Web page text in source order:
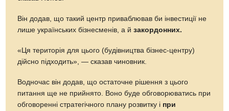
Він додав, що такий центр приваблював би інвестиції не
лише українських бізнесменів, а йзакордонних.
«Ця територія для цього (будівництва бізнес-центру)
дійсно підходить», — сказав чиновник.
Водночас він додав, що остаточне рішення з цього
питання ще не прийнято. Воно буде обговорюватись при
обговоренні стратегічного плану розвитку і при